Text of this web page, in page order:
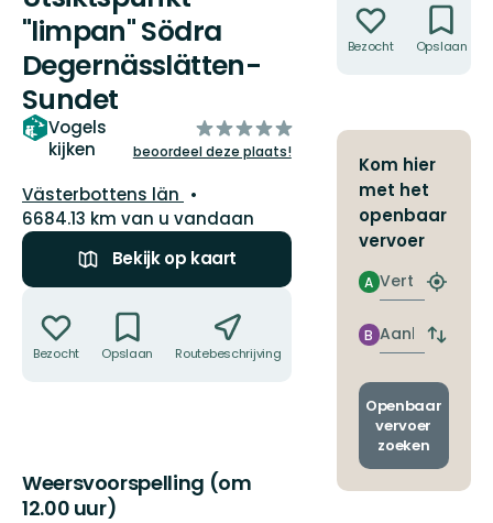
"limpan" Södra
Degernässlätten-
Sundet
Vogels
kijken
van
5
beoordeel deze plaats!
Regio:
Västerbottens län
6684.13 km van u vandaan
Bekijk op kaart
Bezocht Opslaan Routebeschrijving
Weersvoorspelling (om
12.00 uur)
Bezocht Opslaan
Kom hier
met het
openbaar
vervoer
Vertrek
A
Zoek
halte
Aankomst
B
Wissel
en
Openbaar
vervoer
zoeken